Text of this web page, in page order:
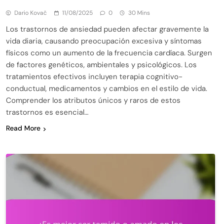
Dario Kovač 11/08/2025 0 30 Mins
Los trastornos de ansiedad pueden afectar gravemente la
vida diaria, causando preocupación excesiva y síntomas
físicos como un aumento de la frecuencia cardíaca. Surgen
de factores genéticos, ambientales y psicológicos. Los
tratamientos efectivos incluyen terapia cognitivo-
conductual, medicamentos y cambios en el estilo de vida.
Comprender los atributos únicos y raros de estos
trastornos es esencial…
Read More